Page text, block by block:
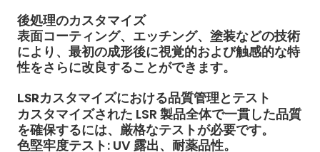
後処理のカスタマイズ
表面コーティング、エッチング、塗装などの技術
により、最初の成形後に視覚的および触感的な特
性をさらに改良することができます。
LSRカスタマイズにおける品質管理とテスト
カスタマイズされた LSR 製品全体で一貫した品質
を確保するには、厳格なテストが必要です。
色堅牢度テスト: UV 露出、耐薬品性。